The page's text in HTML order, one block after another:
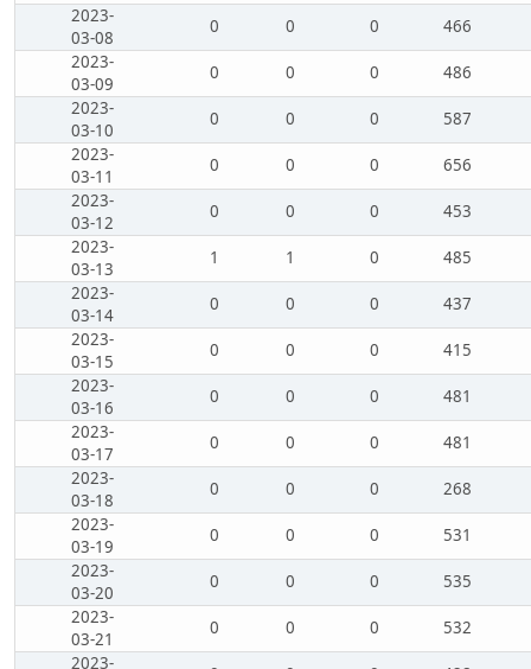
2023-
03-08
0 0 0
466
2023-
03-09
0 0 0
486
2023-
03-10
0 0 0
587
2023-
03-11
0 0 0
656
2023-
03-12
0 0 0
453
2023-
03-13
1 1 0
485
2023-
03-14
0 0 0
437
2023-
03-15
0 0 0
415
2023-
03-16
0 0 0
481
2023-
03-17
0 0 0
481
2023-
03-18
0 0 0
268
2023-
03-19
0 0 0
531
2023-
03-20
0 0 0
535
2023-
03-21
0 0 0
532
2023-